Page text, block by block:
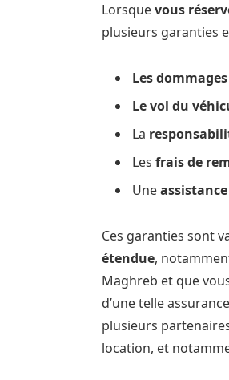
Lorsquevous
plusieurs garanties
Les
Le vol du
La
Lesfrais de
Une
Ces garanties sont
étendue,
Maghreb et que
d’une telle
plusieurs
location, et